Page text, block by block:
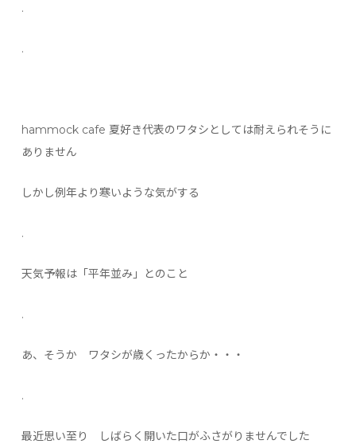
.
.
hammock cafe 夏好き代表のワタシとしては耐えられそうに
ありません
しかし例年より寒いような気がする
.
天気予報は「平年並み」とのこと
.
あ、そうか ワタシが歳くったからか・・・
.
最近思い至り しばらく開いた口がふさがりませんでした